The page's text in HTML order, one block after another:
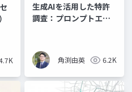
生成AIを活用した特許
調査：プロンプトエン
角渕由英 6.2K